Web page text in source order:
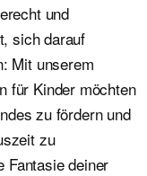
und
sich darauf
Mit unserem
für Kinder möchten
zu fördern und
zu
Fantasie deiner